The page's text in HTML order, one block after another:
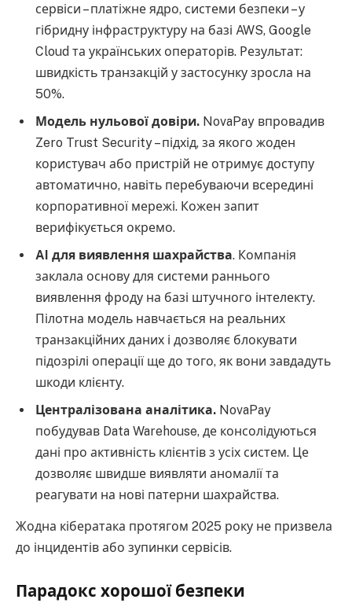
сервіси – платіжне ядро, системи безпеки – у
гібридну інфраструктуру на базі AWS, Google
Cloud та українських операторів. Результат:
швидкість транзакцій у застосунку зросла на
50%.
Модель нульової довіри. NovaPay впровадив
Zero Trust Security – підхід, за якого жоден
користувач або пристрій не отримує доступу
автоматично, навіть перебуваючи всередині
корпоративної мережі. Кожен запит
верифікується окремо.
AI для виявлення шахрайства. Компанія
заклала основу для системи раннього
виявлення фроду на базі штучного інтелекту.
Пілотна модель навчається на реальних
транзакційних даних і дозволяє блокувати
підозрілі операції ще до того, як вони завдадуть
шкоди клієнту.
Централізована аналітика. NovaPay
побудував Data Warehouse, де консолідуються
дані про активність клієнтів з усіх систем. Це
дозволяє швидше виявляти аномалії та
реагувати на нові патерни шахрайства.
Жодна кібератака протягом 2025 року не призвела
до інцидентів або зупинки сервісів.
Парадокс хорошої безпеки